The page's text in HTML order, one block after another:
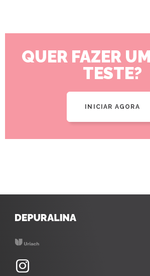
QUER FAZER
TESTE?
INICIAR AGORA